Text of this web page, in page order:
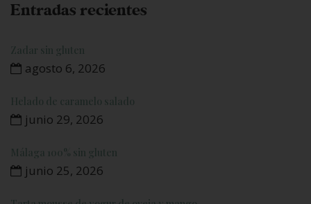
Entradas recientes
Zadar sin gluten
agosto 6, 2026
Helado de caramelo salado
junio 29, 2026
Málaga 100% sin gluten
junio 25, 2026